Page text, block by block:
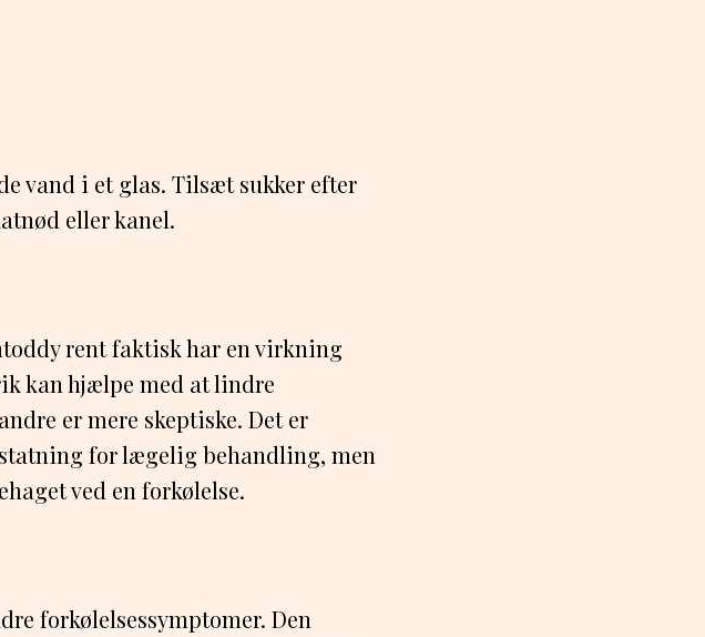
vand i et glas. Tilsæt sukker efter
eller kanel.
rent faktisk har en virkning
kan hjælpe med at lindre
er mere skeptiske. Det er
for lægelig behandling, men
ved en forkølelse.
forkølelsessymptomer. Den